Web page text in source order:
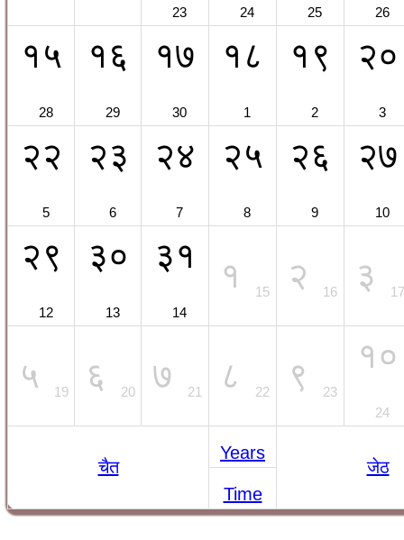
23 24 25 26
१५
28
१६
29
१७
30
१८
1
१९
2
२०
3
२२
5
२३
6
२४
7
२५
8
२६
9
२७
10
२९
12
३०
13
३१
14
१ 15 २ 16 ३ 17
५ 19 ६ 20 ७ 21 ८ 22 ९ 23
१०
24
चैत
Years
जेठ
Time